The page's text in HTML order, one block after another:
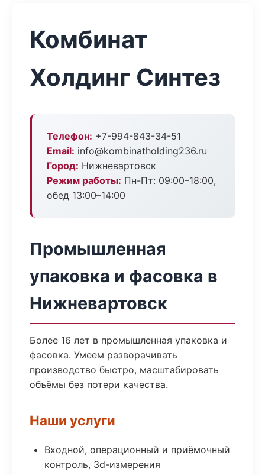
Комбинат
Холдинг Синтез
Телефон: +7-994-843-34-51
Email: info@kombinatholding236.ru
Город: Нижневартовск
Режим работы: Пн-Пт: 09:00–18:00,
обед 13:00–14:00
Промышленная
упаковка и фасовка в
Нижневартовск
Более 16 лет в промышленная упаковка и
фасовка. Умеем разворачивать
производство быстро, масштабировать
объёмы без потери качества.
Наши услуги
Входной, операционный и приёмочный
контроль, 3d-измерения